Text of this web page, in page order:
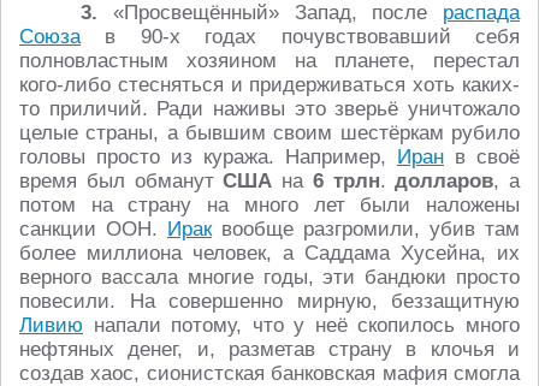
3. «Просвещённый» Запад, после распада
Союзав 90-х годах почувствовавший себя
полновластным хозяином на планете, перестал
кого-либо стесняться и придерживаться хоть каких-
то приличий. Ради наживы это зверьё уничтожало
целые страны, а бывшим своим шестёркам рубило
головы просто из куража. Например, Иран в своё
время был обманутСША на 6 трлн.долларов, а
потом на страну на много лет были наложены
санкции ООН. Ираквообще разгромили, убив там
более миллиона человек, а Саддама Хусейна, их
верного вассала многие годы, эти бандюки просто
повесили. На совершенно мирную, беззащитную
Ливию напали потому, что у неё скопилось много
нефтяных денег, и, разметав страну в клочья и
создав хаос, сионистская банковская мафия смогла